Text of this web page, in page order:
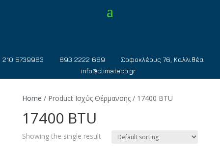
210 5739963 693 2222 689
Σοφοκλέους 76, Καλλιθέα
info@climateco.gr
Home / Product Ισχύς Θέρμανσης / 17400 BTU
17400 BTU
Showing the single result